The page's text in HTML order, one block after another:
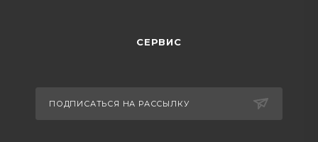
СЕРВИС
ПОДПИСАТЬСЯ НА РАССЫЛКУ